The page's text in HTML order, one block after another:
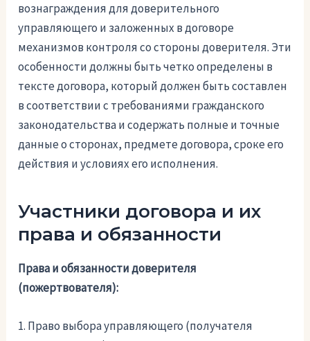
вознаграждения для доверительного
управляющего и заложенных в договоре
механизмов контроля со стороны доверителя. Эти
особенности должны быть четко определены в
тексте договора, который должен быть составлен
в соответствии с требованиями гражданского
законодательства и содержать полные и точные
данные о сторонах, предмете договора, сроке его
действия и условиях его исполнения.
Участники договора и их
права и обязанности
Права и обязанности доверителя
(пожертвователя):
1. Право выбора управляющего (получателя